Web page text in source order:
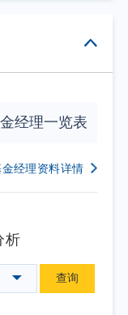
经理一览表
金经理资料详情
析
查询